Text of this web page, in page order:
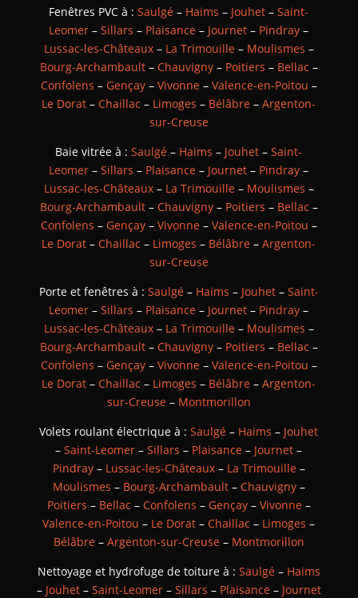
Fenêtres PVC à :Saulgé – Haims – Jouhet –Saint-
Leomer –Sillars – Plaisance – Journet – Pindray –
Lussac-les-Châteaux– La Trimouille– Moulismes –
Bourg-Archambault– Chauvigny– Poitiers – Bellac –
Confolens – Gençay– Vivonne– Valence-en-Poitou –
Le Dorat –Chaillac – Limoges – Bélâbre –Argenton-
sur-Creuse
Baie vitrée à :Saulgé – Haims – Jouhet –Saint-
Leomer –Sillars – Plaisance – Journet – Pindray –
Lussac-les-Châteaux– La Trimouille– Moulismes –
Bourg-Archambault– Chauvigny– Poitiers – Bellac –
Confolens – Gençay– Vivonne– Valence-en-Poitou –
Le Dorat –Chaillac – Limoges – Bélâbre –Argenton-
sur-Creuse
Porte et fenêtres à : Saulgé– Haims – Jouhet– Saint-
Leomer –Sillars – Plaisance – Journet – Pindray –
Lussac-les-Châteaux– La Trimouille– Moulismes –
Bourg-Archambault– Chauvigny– Poitiers – Bellac –
Confolens – Gençay– Vivonne– Valence-en-Poitou –
Le Dorat –Chaillac – Limoges – Bélâbre –Argenton-
sur-Creuse– Montmorillon
Volets roulant électrique à :Saulgé – Haims – Jouhet
–Saint-Leomer –Sillars – Plaisance – Journet –
Pindray– Lussac-les-Châteaux– La Trimouille–
Moulismes – Bourg-Archambault– Chauvigny–
Poitiers – Bellac – Confolens – Gençay– Vivonne–
Valence-en-Poitou – Le Dorat –Chaillac – Limoges –
Bélâbre– Argenton-sur-Creuse– Montmorillon
Nettoyage et hydrofuge de toiture à : Saulgé– Haims
– Jouhet– Saint-Leomer– Sillars – Plaisance– Journet